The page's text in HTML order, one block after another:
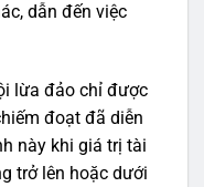
dẫn đến việc
lừa đảo chỉ được
đoạt đã diễn
này khi giá trị tài
trở lên hoặc dưới